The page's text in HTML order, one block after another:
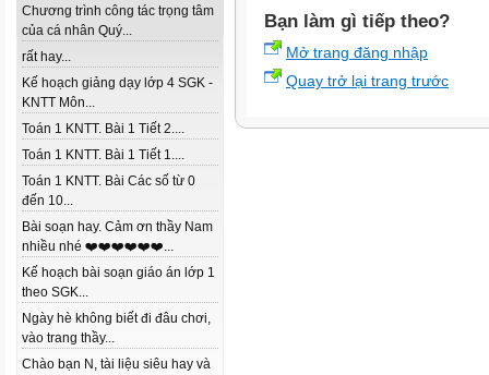
Chương trình công tác trọng tâm
của cá nhân Quý...
rất hay...
Kế hoạch giảng dạy lớp 4 SGK -
KNTT Môn...
Toán 1 KNTT. Bài 1 Tiết 2....
Toán 1 KNTT. Bài 1 Tiết 1....
Toán 1 KNTT. Bài Các số từ 0
đến 10...
Bài soạn hay. Cảm ơn thầy Nam
nhiều nhé ❤️❤️❤️❤️❤️❤️...
Kế hoạch bài soạn giáo án lớp 1
theo SGK...
Ngày hè không biết đi đâu chơi,
vào trang thầy...
Chào bạn N, tài liệu siêu hay và
Bạn làm gì tiếp theo?
Mở trang đăng nhập
Quay trở lại trang trước